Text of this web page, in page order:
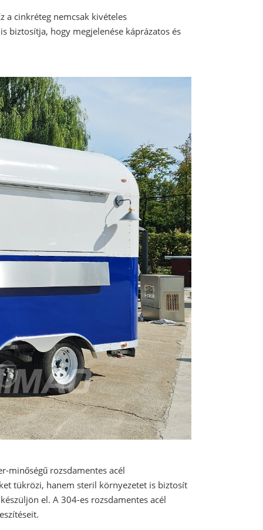
a cinkréteg nemcsak kivételes
biztosítja, hogy megjelenése káprázatos és
minőségű rozsdamentes acél
tükrözi, hanem steril környezetet is biztosít
el. A 304-es rozsdamentes acél